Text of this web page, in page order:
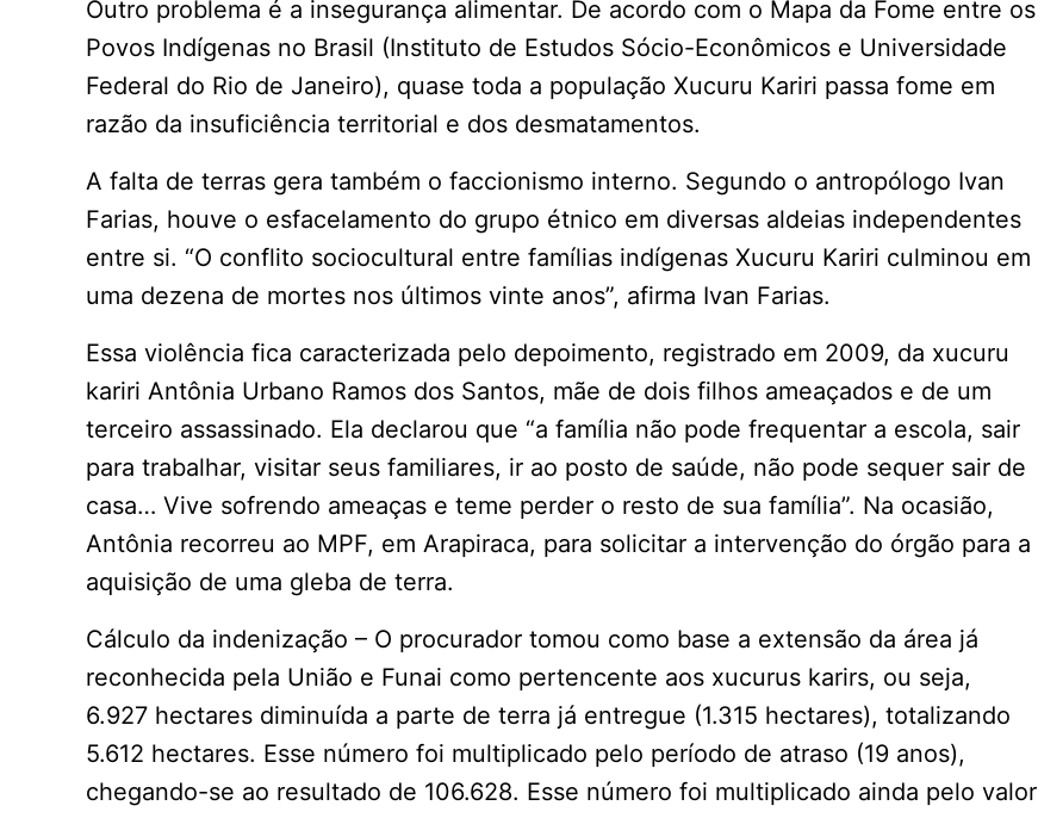
Outro problema é a insegurança alimentar. De acordo com o Mapa da Fome entre os
Povos Indígenas no Brasil (Instituto de Estudos Sócio-Econômicos e Universidade
Federal do Rio de Janeiro), quase toda a população Xucuru Kariri passa fome em
razão da insuficiência territorial e dos desmatamentos.
A falta de terras gera também o faccionismo interno. Segundo o antropólogo Ivan
Farias, houve o esfacelamento do grupo étnico em diversas aldeias independentes
entre si. “O conflito sociocultural entre famílias indígenas Xucuru Kariri culminou em
uma dezena de mortes nos últimos vinte anos”, afirma Ivan Farias.
Essa violência fica caracterizada pelo depoimento, registrado em 2009, da xucuru
kariri Antônia Urbano Ramos dos Santos, mãe de dois filhos ameaçados e de um
terceiro assassinado. Ela declarou que “a família não pode frequentar a escola, sair
para trabalhar, visitar seus familiares, ir ao posto de saúde, não pode sequer sair de
casa… Vive sofrendo ameaças e teme perder o resto de sua família”. Na ocasião,
Antônia recorreu ao MPF, em Arapiraca, para solicitar a intervenção do órgão para a
aquisição de uma gleba de terra.
Cálculo da indenização – O procurador tomou como base a extensão da área já
reconhecida pela União e Funai como pertencente aos xucurus karirs, ou seja,
6.927 hectares diminuída a parte de terra já entregue (1.315 hectares), totalizando
5.612 hectares. Esse número foi multiplicado pelo período de atraso (19 anos),
chegando-se ao resultado de 106.628. Esse número foi multiplicado ainda pelo valor